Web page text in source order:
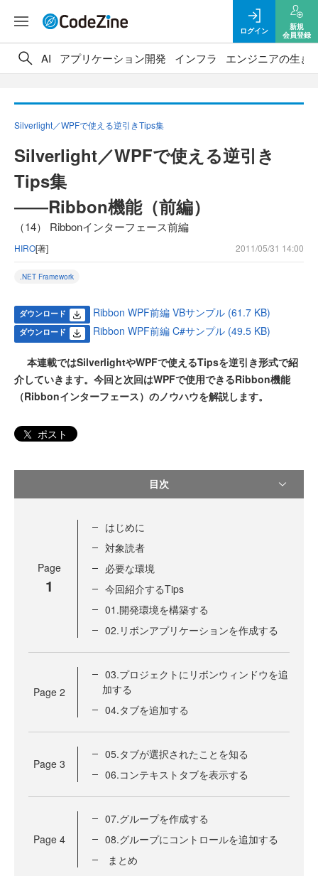
ログイン
新規
会員登録
AI アプリケーション開発 インフラ エンジニアの生き
Silverlight／WPFで使える逆引きTips集
Silverlight／WPFで使える逆引き
Tips集
――Ribbon機能（前編）
（14） Ribbonインターフェース前編
HIRO[著] 2011/05/31 14:00
.NET Framework
ダウンロード Ribbon WPF前編 VBサンプル (61.7 KB)
ダウンロード Ribbon WPF前編 C#サンプル (49.5 KB)
本連載ではSilverlightやWPFで使えるTipsを逆引き形式で紹
介していきます。今回と次回はWPFで使用できるRibbon機能
（Ribbonインターフェース）のノウハウを解説します。
ポスト
目次
Page
1
はじめに
対象読者
必要な環境
今回紹介するTips
01.開発環境を構築する
02.リボンアプリケーションを作成する
Page 2
03.プロジェクトにリボンウィンドウを追
加する
04.タブを追加する
Page 3
05.タブが選択されたことを知る
06.コンテキストタブを表示する
Page 4
07.グループを作成する
08.グループにコントロールを追加する
まとめ